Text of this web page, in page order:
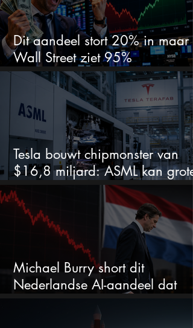
Dit aandeel stort 20% in maar
Wall Street ziet 95%
koerspotentieel
Tesla bouwt chipmonster van
$16,8 miljard: ASML kan grote
winnaar worden
Michael Burry short dit
Nederlandse AI-aandeel dat